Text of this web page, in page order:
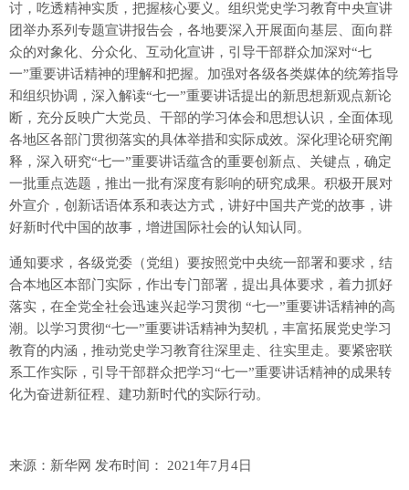
讨，吃透精神实质，把握核心要义。组织党史学习教育中央宣讲
团举办系列专题宣讲报告会，各地要深入开展面向基层、面向群
众的对象化、分众化、互动化宣讲，引导干部群众加深对“七
一”重要讲话精神的理解和把握。加强对各级各类媒体的统筹指导
和组织协调，深入解读“七一”重要讲话提出的新思想新观点新论
断，充分反映广大党员、干部的学习体会和思想认识，全面体现
各地区各部门贯彻落实的具体举措和实际成效。深化理论研究阐
释，深入研究“七一”重要讲话蕴含的重要创新点、关键点，确定
一批重点选题，推出一批有深度有影响的研究成果。积极开展对
外宣介，创新话语体系和表达方式，讲好中国共产党的故事，讲
好新时代中国的故事，增进国际社会的认知认同。
通知要求，各级党委（党组）要按照党中央统一部署和要求，结
合本地区本部门实际，作出专门部署，提出具体要求，着力抓好
落实，在全党全社会迅速兴起学习贯彻 “七一”重要讲话精神的高
潮。以学习贯彻“七一”重要讲话精神为契机，丰富拓展党史学习
教育的内涵，推动党史学习教育往深里走、往实里走。要紧密联
系工作实际，引导干部群众把学习“七一”重要讲话精神的成果转
化为奋进新征程、建功新时代的实际行动。
来源：新华网 发布时间： 2021年7月4日